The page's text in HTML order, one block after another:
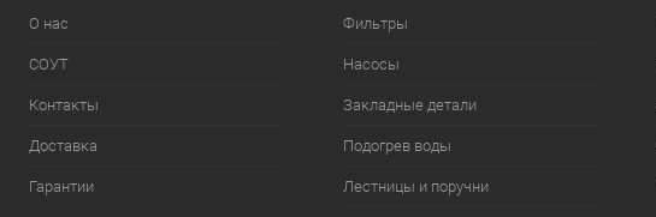
О нас
СОУТ
Контакты
Доставка
Гарантии
Фильтры
Насосы
Закладные детали
Подогрев воды
Лестницы и поручни